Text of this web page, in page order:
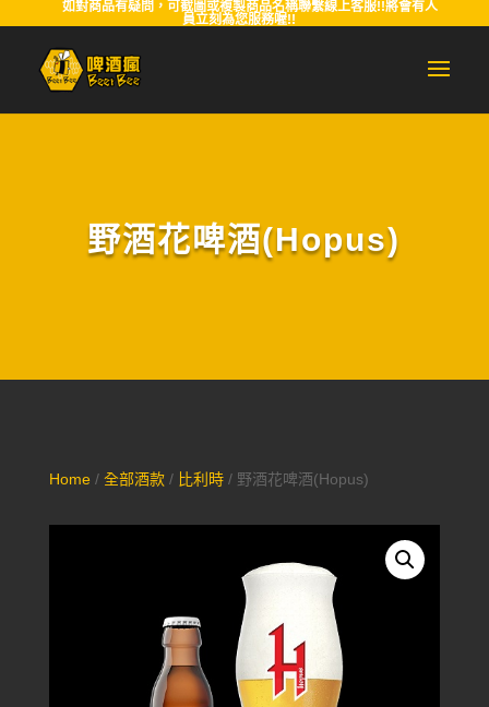
如對商品有疑問，可截圖或複製商品名稱聯繫線上客服!!將會有人
員立刻為您服務喔!!
野酒花啤酒(Hopus)
Home/ 全部酒款/ 比利時/ 野酒花啤酒(Hopus)